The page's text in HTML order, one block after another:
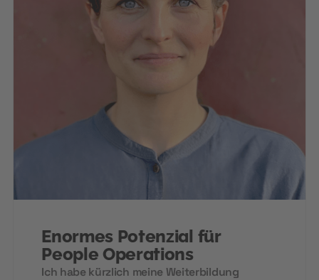
Enormes Potenzial für
People Operations
Ich habe kürzlich meine Weiterbildung